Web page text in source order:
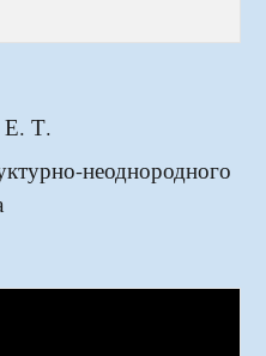
Е. Т.
неоднородного